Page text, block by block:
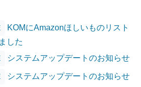
KOMにAmazonほしいものリスト
した
システムアップデートのお知らせ
システムアップデートのお知らせ